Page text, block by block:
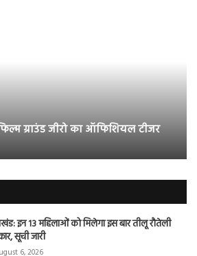
ग्राउंड जीरो का ऑफिशियल टीजर
इन 13 महिलाओं को मिलेगा इस बार तीलू रौतेली
सूची जारी
6, 2026